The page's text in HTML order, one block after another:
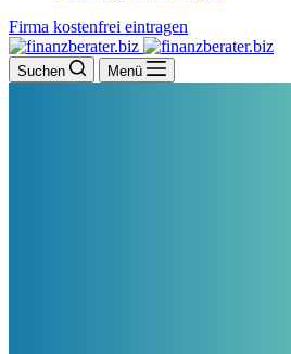
Firma kostenfrei eintragen
Suchen Menü